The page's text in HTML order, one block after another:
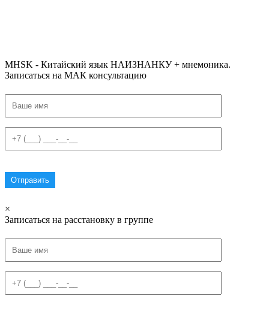
MHSK - Китайский язык НАИЗНАНКУ + мнемоника.
Записаться на МАК консультацию
×
Записаться на расстановку в группе